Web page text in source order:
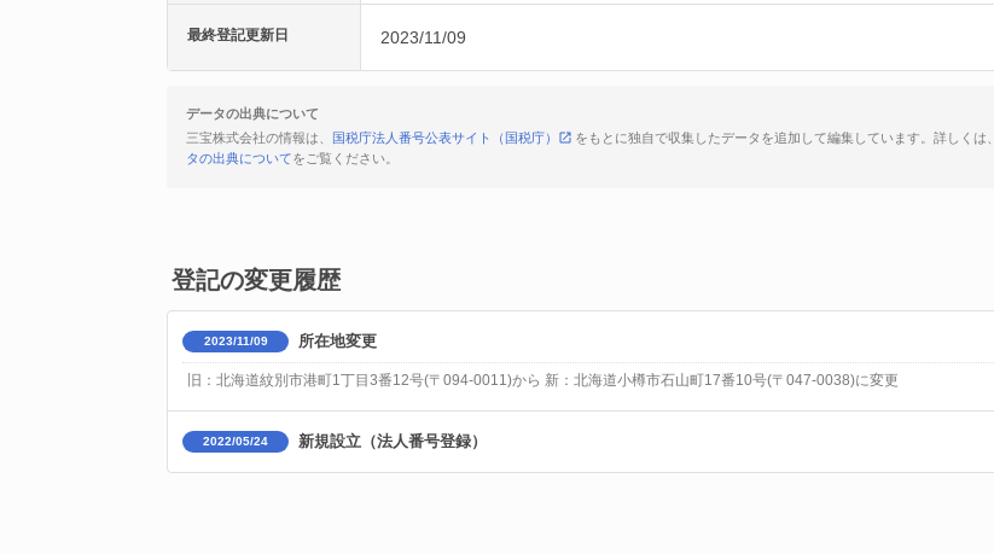
最終登記更新日 2023/11/09
データの出典について
三宝株式会社の情報は、
国税庁法人番号公表サイト（国税庁） をもとに独自で収集したデータを追加して編集しています。詳しくは、
タの出典についてをご覧ください。
登記の変更履歴
2023/11/09 所在地変更
旧：北海道紋別市港町1丁目3番12号(〒094-0011)から 新：北海道小樽市石山町17番10号(〒047-0038)に変更
2022/05/24 新規設立（法人番号登録）